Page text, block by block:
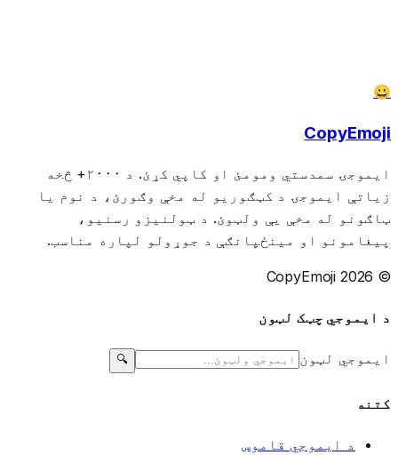
😀
CopyEmoji
ایموجۍ سمدستي ومومئ او کاپي کړئ. د ۲۰۰۰+ څخه
زیاتې ایموجۍ د کټګوریو له مخې وګورئ، د نوم یا
ټاګونو له مخې یې ولټوئ. د ټولنیزو رسنیو،
پیغامونو او مینځپانګې د جوړولو لپاره مناسب.
© 2026 CopyEmoji
د ایموجي چټک لټون
ایموجي لټون 🔍
کتنه
د ایموجي قاموس